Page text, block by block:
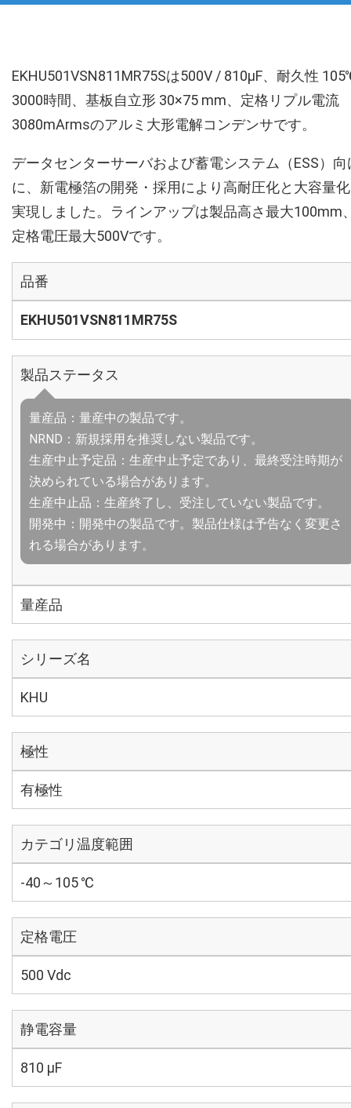
EKHU501VSN811MR75Sは500V / 810µF、耐久性
3000時間、基板自立形 30×75 mm、定格リプル電流
3080mArmsのアルミ大形電解コンデンサです。
データセンターサーバおよび蓄電システム（ESS）向
に、新電極箔の開発・採用により高耐圧化と大容量
実現しました。ラインアップは製品高さ最大100mm
定格電圧最大500Vです。
品番
EKHU501VSN811MR75S
製品ステータス
量産品：量産中の製品です。
NRND：新規採用を推奨しない製品です。
生産中止予定品：生産中止予定であり、最終受注時期が
決められている場合があります。
生産中止品：生産終了し、受注していない製品です。
開発中：開発中の製品です。製品仕様は予告なく変更さ
れる場合があります。
量産品
シリーズ名
KHU
極性
有極性
カテゴリ温度範囲
-40～105 ℃
定格電圧
500 Vdc
静電容量
810 µF